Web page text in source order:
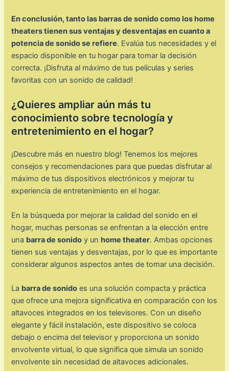
En conclusión, tanto las barras de sonido como los home
theaters tienen sus ventajas y desventajas en cuanto a
potencia de sonido se refiere. Evalúa tus necesidades y el
espacio disponible en tu hogar para tomar la decisión
correcta. ¡Disfruta al máximo de tus películas y series
favoritas con un sonido de calidad!
¿Quieres ampliar aún más tu
conocimiento sobre tecnología y
entretenimiento en el hogar?
¡Descubre más en nuestro blog! Tenemos los mejores
consejos y recomendaciones para que puedas disfrutar al
máximo de tus dispositivos electrónicos y mejorar tu
experiencia de entretenimiento en el hogar.
En la búsqueda por mejorar la calidad del sonido en el
hogar, muchas personas se enfrentan a la elección entre
una barra de sonido y un home theater. Ambas opciones
tienen sus ventajas y desventajas, por lo que es importante
considerar algunos aspectos antes de tomar una decisión.
La barra de sonido es una solución compacta y práctica
que ofrece una mejora significativa en comparación con los
altavoces integrados en los televisores. Con un diseño
elegante y fácil instalación, este dispositivo se coloca
debajo o encima del televisor y proporciona un sonido
envolvente virtual, lo que significa que simula un sonido
envolvente sin necesidad de altavoces adicionales.